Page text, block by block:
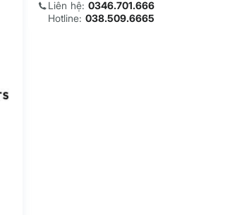
Liên hệ:0346.701.666
Hotline:038.509.6665